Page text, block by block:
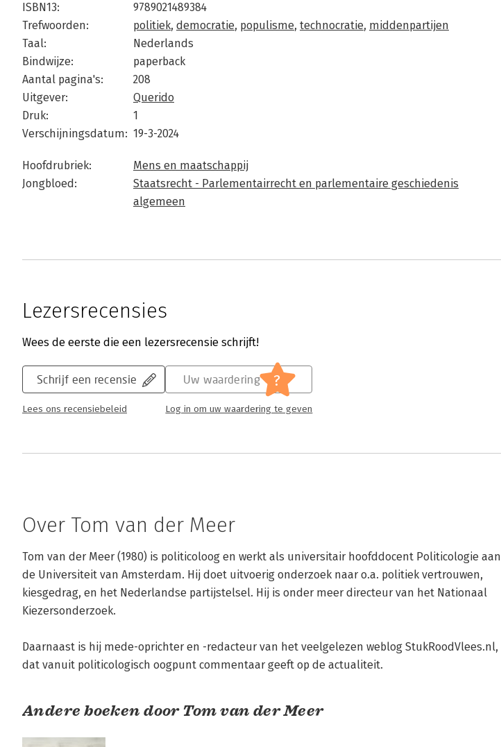
ISBN13:
9789021489384
Trefwoorden:
politiek, democratie, populisme, technocratie, middenpartijen
Taal:
Nederlands
Bindwijze:
paperback
Aantal pagina's:
208
Uitgever:
Querido
Druk:
1
Verschijningsdatum: 19-3-2024
Hoofdrubriek:
Mens en maatschappij
Jongbloed:
Staatsrecht - Parlementairrecht en parlementaire geschiedenis
algemeen
Lezersrecensies
Wees de eerste die een lezersrecensie schrijft!
Schrijf een recensie
Lees ons recensiebeleid
Uw waardering ?
Log in om uw waardering te geven
Over Tom van der Meer
Tom van der Meer (1980) is politicoloog en werkt als universitair hoofddocent Politicologie aan
de Universiteit van Amsterdam. Hij doet uitvoerig onderzoek naar o.a. politiek vertrouwen,
kiesgedrag, en het Nederlandse partijstelsel. Hij is onder meer directeur van het Nationaal
Kiezersonderzoek.
Daarnaast is hij mede-oprichter en -redacteur van het veelgelezen weblog StukRoodVlees.nl,
dat vanuit politicologisch oogpunt commentaar geeft op de actualiteit.
Andere boeken door Tom van der Meer